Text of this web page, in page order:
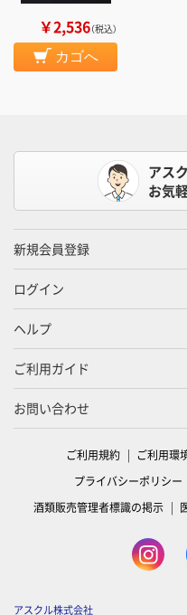
￥2,536（税込）
カゴへ
アス
お気
新規会員登録
ログイン
ヘルプ
ご利用ガイド
お問い合わせ
ご利用規約 ご利用環
プライバシーポリシー
酒類販売管理者標識の掲示
アスクル株式会社